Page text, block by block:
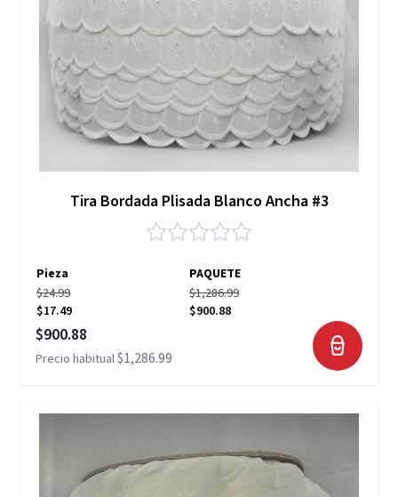
Tira Bordada Plisada Blanco Ancha #3
Pieza
PAQUETE
$24.99
$17.49
$1,286.99
$900.88
Precio especial
$900.88
Precio habitual$1,286.99